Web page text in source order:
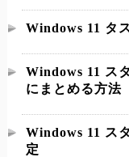
Windows 11 タ
Windows 11 ス
にまとめる方法
Windows 11 ス
定